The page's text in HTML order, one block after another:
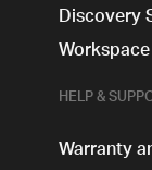
Discovery
Workspace
HELP &
Warranty